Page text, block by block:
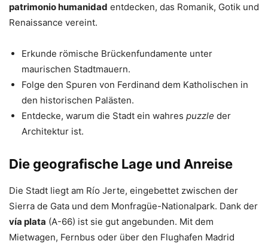
patrimonio humanidad entdecken, das Romanik, Gotik und
Renaissance vereint.
Erkunde römische Brückenfundamente unter
maurischen Stadtmauern.
Folge den Spuren von Ferdinand dem Katholischen in
den historischen Palästen.
Entdecke, warum die Stadt ein wahres puzzle der
Architektur ist.
Die geografische Lage und Anreise
Die Stadt liegt am Río Jerte, eingebettet zwischen der
Sierra de Gata und dem Monfragüe-Nationalpark. Dank der
vía plata (A-66) ist sie gut angebunden. Mit dem
Mietwagen, Fernbus oder über den Flughafen Madrid